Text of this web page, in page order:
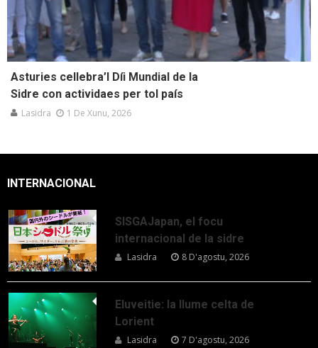
Asturies cellebra’l Díi Mundial de la
Sidre con actividaes per tol país
Lasidra 1 De Xunu, 2026
INTERNACIONAL
SISGAJapan, el focu
internacional de la sidre
Lasidra 8 D'agostu, 2026
Eluveitie: la llume celta de
Lorient
Lasidra 7 D'agostu, 2026